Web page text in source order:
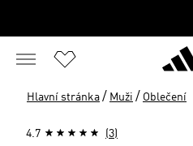
Hlavní stránka / Muži / Oblečení
4.7 (3)